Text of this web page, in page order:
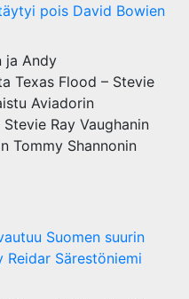
pois David Bowien
ja Andy
Texas Flood – Stevie
Aviadorin
Ray Vaughanin
Tommy Shannonin
Suomen suurin
Särestöniemi